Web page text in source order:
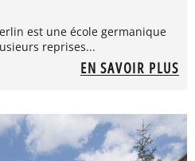
est une école germanique
reprises...
EN SAVOIR PLUS